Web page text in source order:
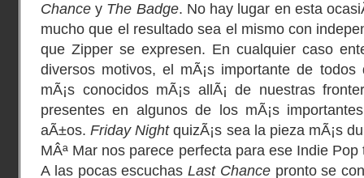
Chance y The Badge. No hay lugar en esta
mucho que el resultado sea el mismo con
que Zipper se expresen. En cualquier caso
diversos motivos, el mÃ¡s importante de
mÃ¡s conocidos mÃ¡s allÃ¡ de nuestras
presentes en algunos de los mÃ¡s
aÃ±os.Friday NightquizÃ¡s sea la pieza mÃ¡s
MÂª Mar nos parece perfecta para ese Indie
A las pocas escuchas Last Chancepronto se